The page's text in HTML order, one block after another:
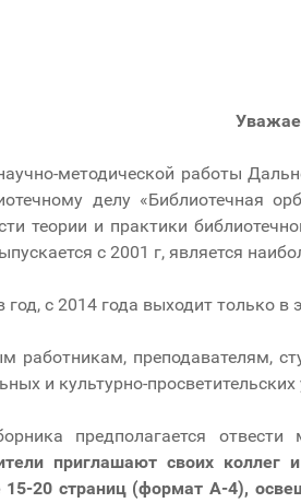
методической работы
делу «Библиотечная
теории и практики
с 2001 г, является
с 2014 года выходит только
работникам, преподавателям,
и культурно-
предполагается
приглашают своих коллег
20 страниц (формат А-4),